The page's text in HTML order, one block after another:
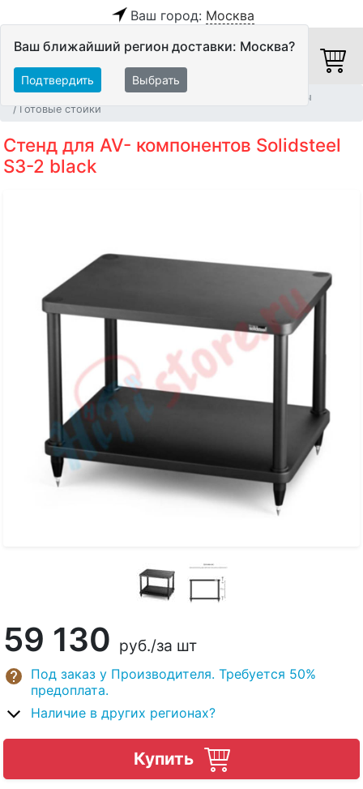
Ваш город: Москва
Ваш ближайший регион доставки: Москва?
Подтвердить Выбрать
Мебель для Hi-Fi аппаратуры
Готовые стойки
Стенд для AV- компонентов Solidsteel
S3-2 black
59 130 руб./за шт
Под заказ у Производителя. Требуется 50%
предоплата.
Наличие в других регионах?
Купить